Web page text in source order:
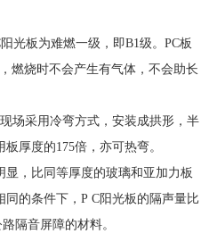
光板为难燃一级，即B1级。PC板
燃烧时不会产生有气体，不会助长
场采用冷弯方式，安装成拱形，半
厚度的175倍，亦可热弯。
显，比同等厚度的玻璃和亚加力板
的条件下，P C阳光板的隔声量比
隔音屏障的材料。